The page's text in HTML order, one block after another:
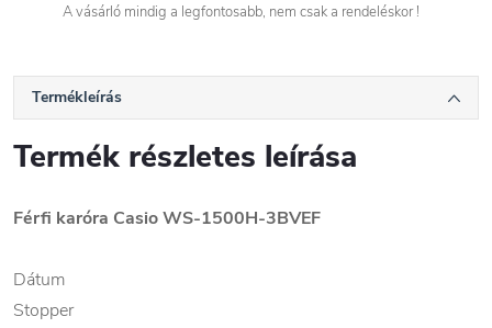
A vásárló mindig a legfontosabb, nem csak a rendeléskor !
Termékleírás
Termék részletes leírása
Férfi karóra Casio WS-1500H-3BVEF
Dátum
Stopper